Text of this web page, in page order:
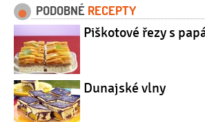
PODOBNÉ RECEPTY
Piškotové řezy s
Dunajské vlny